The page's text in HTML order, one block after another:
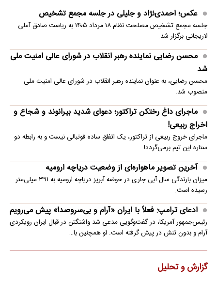
عکس؛ احمدی‌نژاد و جلیلی در جلسه مجمع تشخیص
جلسه مجمع تشخیص مصلحت نظام ۱۸ مرداد ۱۴۰۵ به ریاست صادق آملی
لاریجانی برگزار شد.
محسن رضایی نماینده رهبر انقلاب در شورای عالی امنیت ملی
شد
محسن رضایی، به عنوان نماینده رهبر انقلاب در شورای عالی امنیت ملی
منصوب شد.
ماجرای داغ رختکن تراکتور؛ دعوای شدید بیرانوند و شجاع و
اخراج ربیعی!
ماجرای خروج ربیعی از تراکتور، یک اتفاق ساده فوتبالی نیست و به رابطه دو
ستاره این تیم برمی‌گردد!
آخرین تصویر ماهواره‌ای از وضعیت دریاچه ارومیه
میزان بارندگی سال آبی جاری در حوضه آبریز دریاچه ارومیه به ۳۹۱ میلی‌متر
رسیده است.
ادعای ترامپ: فعلاً با ایران «آرام و بی‌سروصدا» پیش می‌رویم
رئیس‌جمهور آمریکا، در گفت‌وگویی مدعی شد واشنگتن در قبال ایران رویکردی
آرام و بدون تنش در پیش گرفته است. او همچنین با…
گزارش و تحلیل